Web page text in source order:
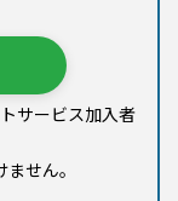
サービス加入者
せん。